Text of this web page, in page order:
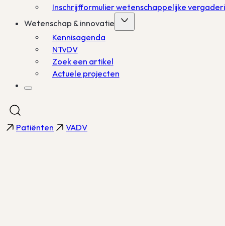
Inschrijfformulier wetenschappelijke
Wetenschap & innovatie
Kennisagenda
NTvDV
Zoek een artikel
Actuele projecten
Patiënten VADV